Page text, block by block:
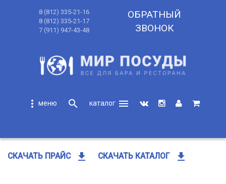
8 (812) 335-21-16
8 (812) 335-21-17
7 (911) 947-43-48
ОБРАТНЫЙ
ЗВОНОК
more_vert search
menu
СКАЧАТЬ ПРАЙС get_app СКАЧАТЬ КАТАЛОГ get_app